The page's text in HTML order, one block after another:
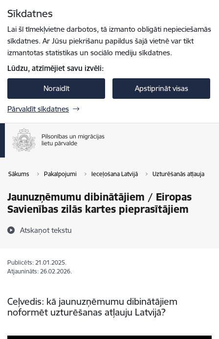
Sīkdatnes
Lai šī tīmekļvietne darbotos, tā izmanto obligāti nepieciešamās
sīkdatnes. Ar Jūsu piekrišanu papildus šajā vietnē var tikt
izmantotas statistikas un sociālo mediju sīkdatnes.
Lūdzu, atzīmējiet savu izvēli:
Noraidīt Apstiprināt visas
Pārvaldīt sīkdatnes
Sākums Pakalpojumi Ieceļošana Latvijā Uzturēšanās atļauja
Jaunuzņēmumu dibinātājiem / Eiropas
Savienības zilās kartes pieprasītājiem
Atskaņot tekstu
Publicēts: 21.01.2025.
Atjaunināts: 26.02.2026.
Ceļvedis: kā jaunuzņēmumu dibinātājiem
noformēt uzturēšanas atļauju Latvijā?